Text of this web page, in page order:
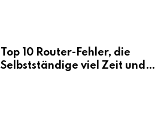
Top 10 Router-Fehler, die
Selbstständige viel Zeit und